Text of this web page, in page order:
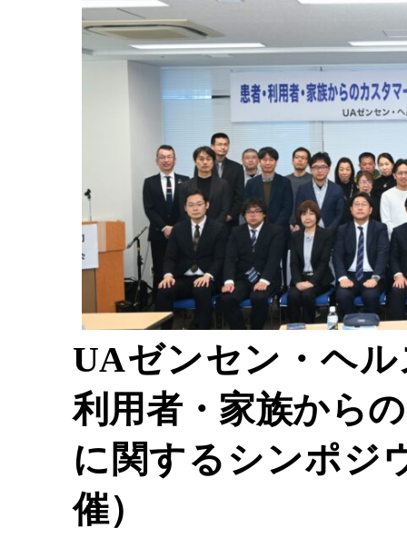
UAゼンセン・ヘ
利用者・家族から
に関するシンポジ
催）